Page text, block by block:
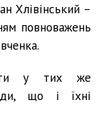
Хлівінський –
повноважень
у тих же
що і їхні